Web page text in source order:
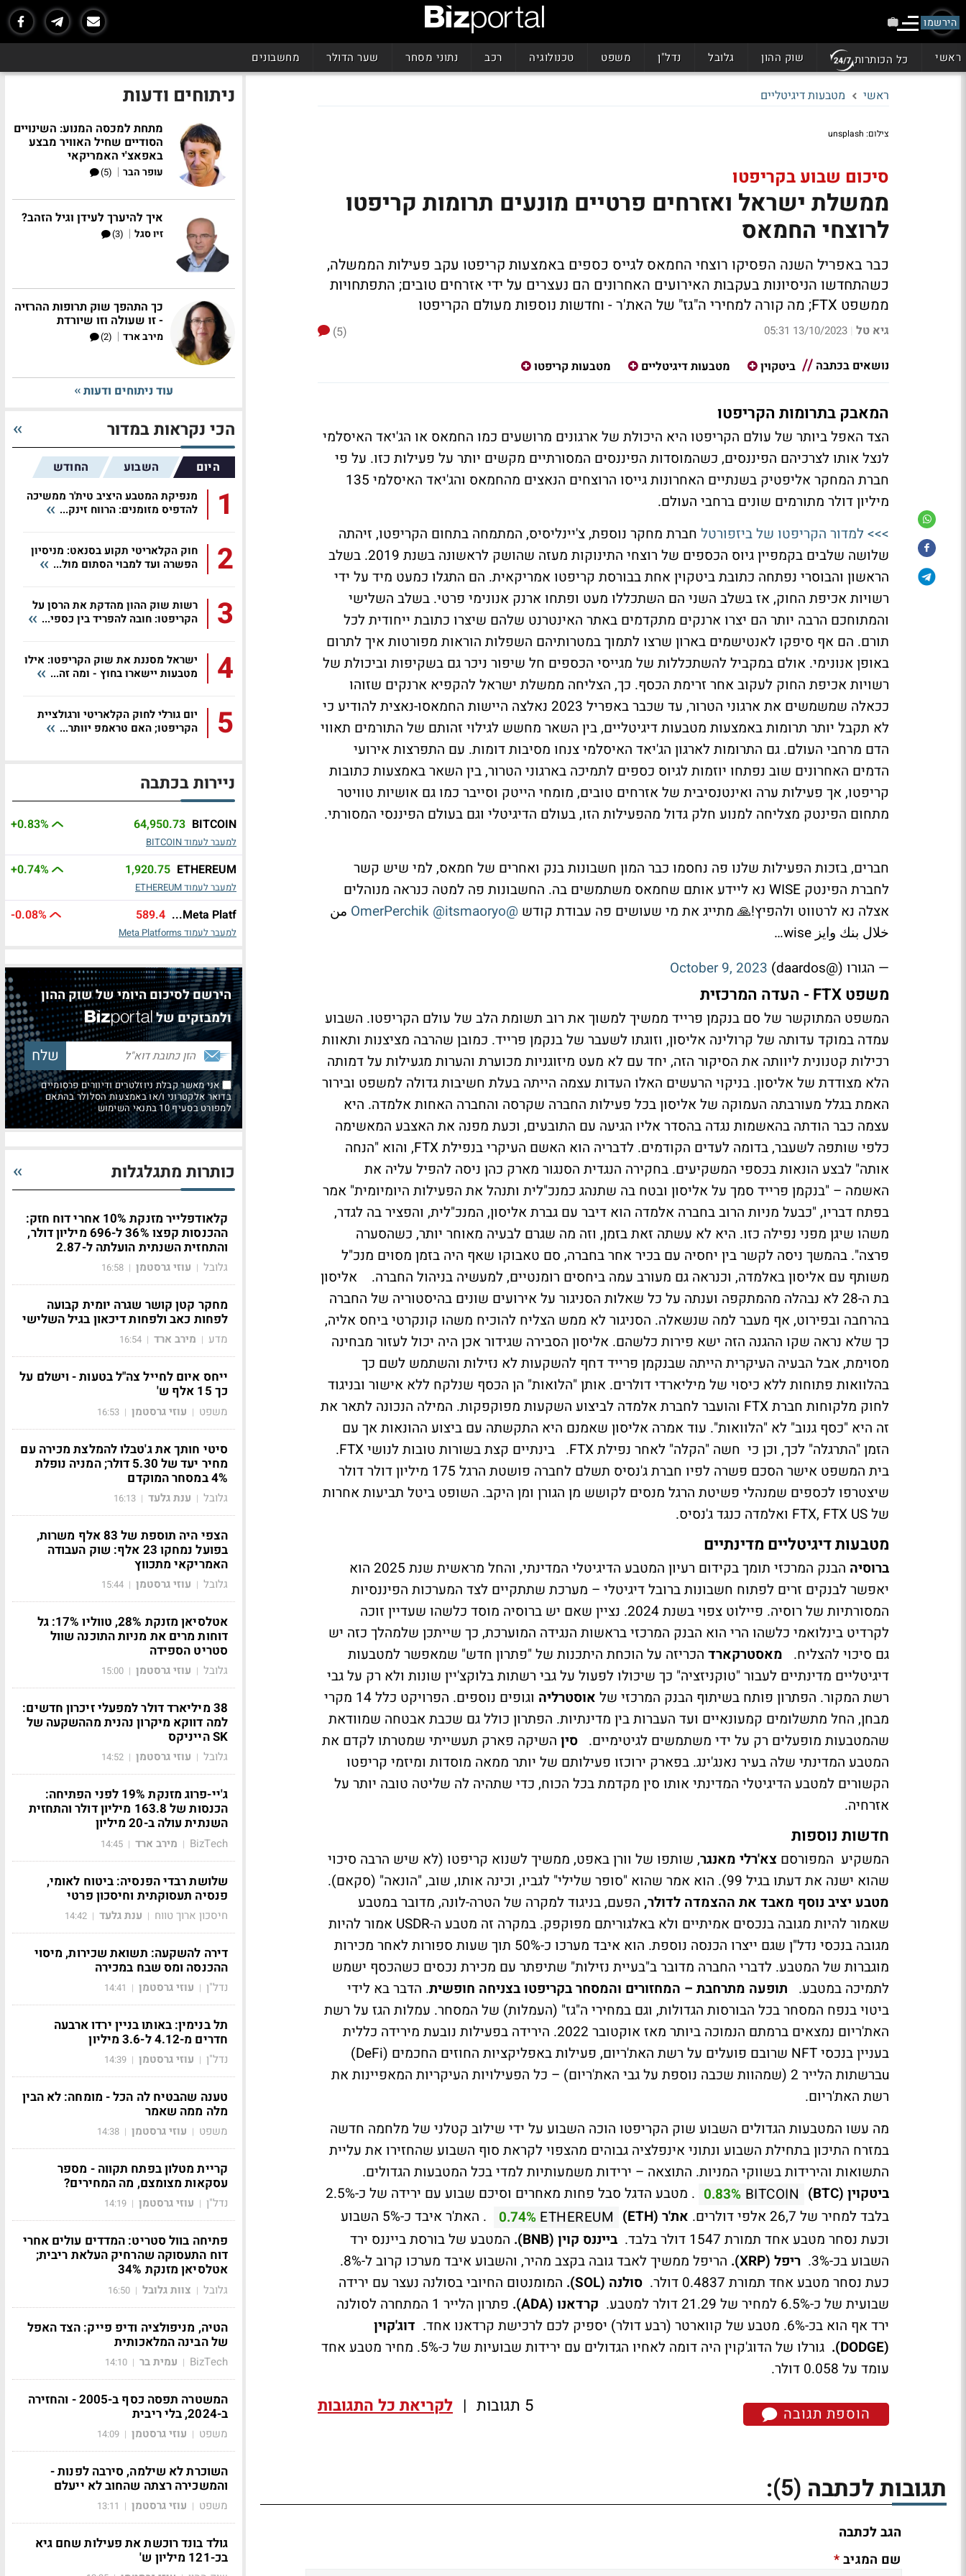
הירשמו
ראשי כל הכותרות שוק ההון גלובל נדל"ן משפט טכנולוגיה רכב נתוני מסחר שער הדולר מחשבונים
ראשי מטבעות דיגיטליים
צילום: unsplash
סיכום שבוע בקריפטו
ממשלת ישראל ואזרחים פרטיים מונעים תרומות קריפטו
לרוצחי החמאס
כבר באפריל השנה הפסיקו רוצחי החמאס לגייס כספים באמצעות קריפטו עקב פעילות הממשלה,
כשהתחדשו הניסיונות בעקבות האירועים האחרונים הם נעצרים על ידי אזרחים טובים; התפתחויות
ממשפט FTX; מה קורה למחירי ה"גז" של האת'ר - וחדשות נוספות מעולם הקריפטו
גיא טל |
13/10/2023 05:31
(5)
נושאים בכתבה
ביטקוין מטבעות דיגיטליים מטבעות קריפטו
המאבק בתרומות הקריפטו
הצד האפל ביותר של עולם הקריפטו היא היכולת של ארגונים מרושעים כמו החמאס או הג'יאד האיסלמי
לנצל אותו לצרכיהם הפיננסים, כשהמוסדות הפיננסים המסורתיים מקשים יותר על פעילות כזו. על פי
חברת המחקר אליפטיק בשנתיים האחרונות גייסו הרוצחים הנאצים מהחמאס והג'יאד האיסלמי 135
מיליון דולר מתורמים שונים ברחבי העולם.
>>> למדור הקריפטו של ביזפורטל חברת מחקר נוספת, צ'יינליסיס, המתמחה בתחום הקריפטו, זיהתה
שלושה שלבים בקמפיין גיוס הכספים של רוצחי התינוקות מעזה שהושק לראשונה בשנת 2019. בשלב
הראשון והבוסרי נפתחה כתובת ביטקוין אחת בבורסת קריפטו אמריקאית. הם התגלו כמעט מיד על ידי
רשויות אכיפת החוק, אז בשלב השני הם השתכללו מעט ופתחו ארנק אנונימי פרטי. בשלב השלישי
והמתוחכם הרבה יותר הם יצרו ארנקים מתקדמים באתר האינטרנט שלהם שיצרו כתובת ייחודית לכל
תורם. הם אף סיפקו לאנטישמים בארון שרצו לתמוך במטרותיהם השפלות הוראות מפורטות איך לתרום
באופן אנונימי. אולם במקביל להשתכללות של מגייסי הכספים חל שיפור ניכר גם בשקיפות וביכולת של
רשויות אכיפת החוק לעקוב אחר זרימת הכסף. כך, הצליחה ממשלת ישראל להקפיא ארנקים שזוהו
ככאלה שמשמשים את ארגוני הטרור, עד שכבר באפריל 2023 נאלצה היישות החמאסו-נאצית להודיע כי
לא תקבל יותר תרומות באמצעות מטבעות דיגיטליים, בין השאר מחשש לגילוי זהותם של התורמים תאווי
הדם מרחבי העולם. גם התרומות לארגון הג'יאד האיסלמי צנחו מסיבות דומות. עם התפרצות אירועי
הדמים האחרונים שוב נפתחו יוזמות לגיוס כספים לתמיכה בארגוני הטרור, בין השאר באמצעות כתובות
קריפטו, אך פעילות ערה ואינטנסיבית של אזרחים טובים, מומחי הייטק וסייבר כמו גם אושיות טוויטר
מתחום הפינטק מצליחה למנוע חלק גדול מהפעילות הזו, בעולם הדיגיטלי וגם בעולם הפיננסי המסורתי.
חברים, בזכות הפעילות שלנו פה נחסמו כבר המון חשבונות בנק ואחרים של חמאס, למי שיש קשר
לחברת הפינטק WISE נא ליידע אותם שחמאס משתמשים בה. החשבונות פה למטה כנראה מנוהלים
אצלה נא לרטווט ולהפיץ!🙏 מתייג את מי שעושים פה עבודת קודש @OmerPerchik
@itsmaoryo
من
خلال بنك وايز wise…
— הגורו (@daardos)
October 9, 2023
משפט FTX - העדה המרכזית
המשפט המתוקשר של סם בנקמן פרייד ממשיך למשוך את רוב תשומת הלב של עולם הקריפטו. השבוע
עמדה במוקד עדותה של קרולינה אליסון, וזוגתו לשעבר של בנקמן פרייד. כמובן שהרבה מציצנות ותאוות
רכילות קטנונית ליוותה את הסיקור הזה, יחד עם לא מעט מיזוגניות מכוערת והערות מגעילות על דמותה
הלא מצודדת של אליסון. בניקוי הרעשים האלו העדות עצמה הייתה בעלת חשיבות גדולה למשפט ובירור
האמת בגלל מעורבתה העמוקה של אליסון בכל פעילות החברה שקרסה והחברה האחות אלמדה. היא
עצמה כבר הודתה בהאשמות נגדה בהסדר אליו הגיעה עם התובעים, וכעת מפנה את האצבע המאשימה
כלפי שותפה לשעבר, בדומה לעדים הקודמים. לדבריה הוא האשם העיקרי בנפילת FTX, והוא "הנחה
אותה" לבצע הונאות בכספי המשקיעים. בחקירה הנגדית הסנגור מארק כהן ניסה להפיל עליה את
האשמה – "בנקמן פרייד סמך על אליסון ובטח בה שתנהג כמנכ"לית ותנהל את הפעילות היומיומית" אמר
בפתח דבריו, "כבעל מניות הרוב בחברה אלמדה הוא דיבר עם גברת אליסון, המנכ"לית, והפציר בה לגדר,
משהו שיגן מפני נפילה כזו. היא לא עשתה זאת בזמן, וזה מה שגרם לבעיה מאוחר יותר, כשהסערה
פרצה". בהמשך ניסה לקשר בין יחסיה עם בכיר אחר בחברה, סם טאבוקו שאף היה בזמן מסוים מנכ"ל
משותף עם אליסון באלמדה, וכנראה גם מעורב עמה ביחסים רומנטיים, למעשיה בניהול החברה. אליסון
בת ה-28 לא נבהלה מהמתקפה וענתה על כל שאלות הסניגור על אירועים שונים בהיסטוריה של החברה
בהרחבה ובפירוט, אף מעבר למה שנשאלה. הסניגור לא ממש הצליח להוכיח משהו קונקרטי ביחס אליה,
כך שלא נראה שקו ההגנה הזה ישא פירות כלשהם. אליסון הסבירה שגידור אכן היה יכול לעזור מבחינה
מסוימת, אבל הבעיה העיקרית הייתה שבנקמן פרייד דחף להשקעות לא נזילות והשתמש לשם כך
בהלוואות פתוחות ללא כיסוי של מיליארדי דולרים. אותן "הלואות" הן הכסף שנלקח ללא אישור ובניגוד
לחוק מלקוחות חברת FTX והועבר לחברת אלמדה לביצוע השקעות מפוקפקות. המילה הנכונה לתאר את
זה היא "כסף גנוב" לא "הלוואות". עוד אמרה אליסון שאמנם היא התקשתה עם ביצוע ההונאות אך עם
הזמן "התרגלה" לכך, וכן כי חשה "הקלה" לאחר נפילת FTX. בינתיים קצת בשורות טובות לנושי FTX.
בית המשפט אישר הסכם פשרה לפיו חברת ג'נסיס תשלם לחברה פושטת הרגל 175 מיליון דולר דולר
שיצטרפו לכספים שמנהלי פשיטת הרגל מנסים לקושש מן הגורן ומן היקב. השופט ביטל תביעות אחרות
של FTX, FTX US ואלמדה כנגד ג'נסיס.
מטבעות דיגיטליים מדינתיים
ברוסיה
הבנק המרכזי תומך בקידום רעיון המטבע הדיגיטלי המדינתי, והחל מראשית שנת 2025 הוא
יאפשר לבנקים זרים לפתוח חשבונות ברובל דיגיטלי – מערכת שתתקיים לצד המערכות הפיננסיות
המסורתיות של רוסיה. פיילוט צפוי בשנת 2024. נציין שאם יש ברוסיה מוסד כלשהו שעדיין זוכה
לקרדיט בינלואמי כלשהו הרי הוא הבנק המרכזי בראשות הנגידה המוערכת, כך שייתכן שלמהלך כזה יש
גם סיכוי להצליח. מאסטרקארד הכריזה על הוכחת היתכנות של "פתרון חדש" שמאפשר למטבעות
דיגיטליים מדינתיים לעבור "טוקניזציה" כך שיכולו לפעול על גבי רשתות בלוקצ'יין שונות ולא רק על גבי
רשת המקור. הפתרון פותח בשיתוף הבנק המרכזי של אוסטרליה
וגופים נוספים. הפרויקט כלל 14 מקרי
מבחן, החל מתשלומים קמעונאיים ועד העברות בין מדינתיות. הפתרון כולל גם שכבת אבטחה שמוודאת
שהמטבעות מופעלים רק על ידי משתמשים לגיטימיים. סין השיקה פארק תעשייתי שמטרתו לקדם את
המטבע המדינתי שלה בעיר נאנג'ינג. בפארק ירוכזו פעילותם של יותר ממאה מוסדות ומיזמי קריפטו
הקשורים למטבע הדיגיטלי המדינתי אותו סין מקדמת בכל הכוח, כדי שתהיה לה שליטה טובה יותר על
אזרחיה.
חדשות נוספות
המשקיע המפורסם צא'רלי מאנגר, שותפו של וורן באפט, ממשיך לשנוא קריפטו (לא שיש הרבה סיכוי
שהוא ישנה את דעתו בגיל 99). הוא אמר שהוא "סופר שלילי" לגביו, וכינה אותו, שוב, "הונאה" (סקאם).
מטבע יציב נוסף מאבד את ההצמדה לדולר, הפעם, בניגוד למקרה של הטרה-לונה, מדובר במטבע
שאמור להיות מגובה בנכסים אמיתיים ולא באלגוריתם מפוקפק. במקרה זה מטבע ה-USDR אמור להיות
מגובה בנכסי נדל"ן שגם ייצרו הכנסה נוספת. הוא איבד מערכו כ-50% תוך שעות ספורות לאחר מכירות
מוגברות של המטבע. לדברי החברה מדובר ב"בעיית נזילות" שתיפתר עם מכירת נכסים כשהכסף ישמש
לתמיכה במטבע. תופעה מתרחבת – המחזורים והמסחר בקריפטו בצניחה חופשית. הדבר בא לידי
ביטוי בנפח המסחר בכל הבורסות הגדולות, וגם במחירי ה"גז" (העמלות) של המסחר. עמלות הגז על רשת
האת'ריום נמצאים ברמתם הנמוכה ביותר מאז אוקטובר 2022. הירידה בפעילות נובעת מירידה כללית
בעניין בנכסיNFT
שרובם פועלים על רשת האת'ריום, פעילות באפליקציות החוזים החכמים (DeFi)
uברשתות הלייר 2 (שמהוות שכבה נוספת על גבי האת'ריום) – כל הפעילויות העיקריות המאפיינות את
רשת האת'ריום.
מה עשו המטבעות הגדולים השבוע שוק הקריפטו הוכה השבוע על ידי שילוב קטלני של מלחמה חדשה
במזרח התיכון בתחילת השבוע ונתוני אינפלציה גבוהים מהצפוי לקראת סוף השבוע שהחזירו את עליית
התשואות והירידות בשווקי המניות. התוצאה – ירידות משמעותיות למדי בכל המטבעות הגדולים.
ביטקוין (BTC)
BITCOIN
0.83%
. מטבע הדגל סבל פחות מאחרים וסיכם שבוע עם ירידה של כ-2.5%
בלבד למחיר של 26,7 אלפי דולרים.
את'ר (ETH) ETHEREUM
0.74%
. האת'ר איבד כ-5% השבוע
וכעת נסחר מטבע אחד תמורת 1547 דולר בלבד.
בייננס קוין (BNB).
המטבע של בורסת בייננס ירד
השבוע בכ-3%.
ריפל (XRP).
הריפל ממשיך לאבד גובה בקצב מהיר, והשבוע איבד מערכו קרוב ל-8%.
כעת נסחר מטבע אחד תמורת 0.4837 דולר.
סולנה (SOL).
המומנטום החיובי בסולנה נעצר עם ירידה
שבועית של כ-6.5% למחיר של 21.29 דולר למטבע.
קרדאנו (ADA).
פתרון הלייר 1 המתחרה לסולנה
ירד אף הוא בכ-6%. מטבע של קווארטר (רבע דולר) יספיק לכם לרכישת קרדאנו אחד.
דוג'קוין
(DODGE).
גורלו של הדוג'קוין היה דומה לאחיו הגדולים עם ירידות שבועיות של כ-5%. מחיר מטבע אחד
עומד על 0.058 דולר.
הוספת תגובה 5 תגובות | לקריאת כל התגובות
תגובות לכתבה (5)
:
הגב לכתבה
שם המגיב*
ניתוחים ודעות
מתחת למכסה המנוע: השינויים
הסודיים שחיל האוויר מבצע
באפאצ'י האמריקאי
עופר הבר |
(5)
איך להיערך לעידן וגיל הזהב?
זיו סגל |
(3)
כך התהפך שוק תרופות ההרזיה
- זו שעולה וזו שיורדת
מירב ארד |
(2)
עוד ניתוחים ודעות
הכי נקראות במדור
היום השבוע החודש
1
מנפיקת המטבע היציב טית'ר ממשיכה
להדפיס מזומנים: הרווח זינק...
2
חוק הקלאריטי תקוע בסנאט: מניסיון
הפשרה ועד למבוי הסתום מול...
3
רשות שוק ההון מהדקת את הרסן על
הקריפטו: חובה להפריד בין כספי...
4
ישראל מסננת את שוק הקריפטו: אילו
מטבעות יישארו בחוץ - ומה זה...
5
יום גורלי לחוק הקלאריטי ורגולציית
הקריפטו; האם טראמפ יוותר...
ניירות בכתבה
BITCOIN
64,950.73
+0.83%
למעבר לעמוד BITCOIN
ETHEREUM
1,920.75
+0.74%
למעבר לעמוד ETHEREUM
Meta Platf...
589.4
-0.08%
למעבר לעמוד Meta Platforms
הירשם לסיכום היומי של שוק ההון
ולמבזקים של
אני מאשר קבלת ניוזלטרים ודיוורים פרסומיים
בדואר אלקטרוני ו/או באמצעות הסלולר בהתאם
למפורט בסעיף 10 בתנאי השימוש
כותרות מתגלגלות
קלאודפלייר מזנקת 10% אחרי דוח חזק:
ההכנסות קפצו 36% ל-696 מיליון דולר,
והתחזית השנתית הועלתה ל-2.87
גלובל | עוזי גרסטמן |
16:58
מחקר קטן קושר שגרה יומית קבועה
לפחות כאב ולפחות דיכאון בגיל השלישי
מדע | מירב ארד |
16:54
ייחס איום לחייל צה"ל בטעות - וישלם על
כך 15 אלף ש'
משפט | עוזי גרסטמן |
16:53
סיטי חותך את ג'טבלו להמלצת מכירה עם
מחיר יעד של 5.30 דולר; המניה נופלת
4% במסחר המוקדם
גלובל | ענת גלעד |
16:13
הצפי היה תוספת של 83 אלף משרות,
בפועל נמחקו 23 אלף: שוק העבודה
האמריקאי מתכווץ
גלובל | עוזי גרסטמן |
15:44
אטלסיאן מזנקת 28%, טווליו 17%: גל
דוחות מרים את מניות התוכנה שוול
סטריט הספידה
גלובל | עוזי גרסטמן |
15:00
38 מיליארד דולר למפעלי זיכרון חדשים:
למה דווקא מיקרון נהנית מההשקעה של
SK הייניקס
גלובל | עוזי גרסטמן |
14:52
ג'יי-פרוג מזנקת 19% לפני הפתיחה:
הכנסות של 163.8 מיליון דולר והתחזית
השנתית עולה ב-20 מיליון
BizTech
| מירב ארד |
14:45
שלושת רבדי הפנסיה: ביטוח לאומי,
פנסיה תעסוקתית וחיסכון פרטי
חיסכון ארוך טווח | ענת גלעד |
14:42
דירה להשקעה: תשואת שכירות, מיסוי
ההכנסה ומס שבח במכירה
נדל"ן | עוזי גרסטמן |
14:41
תל בנימין: באותו בניין ירדו ארבעה
חדרים מ-4.12 ל-3.6 מיליון
נדל"ן | עוזי גרסטמן |
14:39
טענה שהבטיח לה הכל - מומחה: לא הבין
מלה ממה שאמר
משפט | עוזי גרסטמן |
14:38
קריית מטלון בפתח תקווה - מספר
עסקאות מצומצם, מה המחירים?
נדל"ן | עוזי גרסטמן |
14:19
פתיחה בוול סטריט: המדדים עולים אחרי
דוח התעסוקה שהרחיק העלאת ריבית;
אטלסיאן מזנקת 34%
גלובל | צוות גלובל |
16:50
הטיה, מניפולציה ודיפ פייק: הצד האפל
של הבינה המלאכותית
BizTech
| עמית בר |
14:10
המשטרה תפסה כסף ב-2005 - והחזירה
ב-2024, בלי ריבית
משפט | עוזי גרסטמן |
14:09
השוכרת לא שילמה, סירבה לפנות -
והמשכירה רצתה שהחוב לא ייעלם
משפט | עוזי גרסטמן |
13:11
גולד בונד רוכשת את פעילות שחם גיא
בכ-121 מיליון ש'